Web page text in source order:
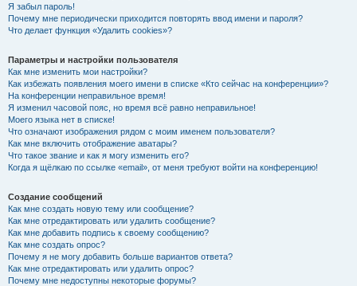
Я забыл пароль!
Почему мне периодически приходится повторять ввод имени и пароля?
Что делает функция «Удалить cookies»?
Параметры и настройки пользователя
Как мне изменить мои настройки?
Как избежать появления моего имени в списке «Кто сейчас на конференции»?
На конференции неправильное время!
Я изменил часовой пояс, но время всё равно неправильное!
Моего языка нет в списке!
Что означают изображения рядом с моим именем пользователя?
Как мне включить отображение аватары?
Что такое звание и как я могу изменить его?
Когда я щёлкаю по ссылке «email», от меня требуют войти на конференцию!
Создание сообщений
Как мне создать новую тему или сообщение?
Как мне отредактировать или удалить сообщение?
Как мне добавить подпись к своему сообщению?
Как мне создать опрос?
Почему я не могу добавить больше вариантов ответа?
Как мне отредактировать или удалить опрос?
Почему мне недоступны некоторые форумы?